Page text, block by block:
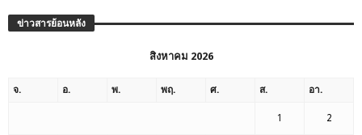
ข่าวสารย้อนหลัง
สิงหาคม 2026
จ. อ. พ. พฤ. ศ. ส. อา.
1 2